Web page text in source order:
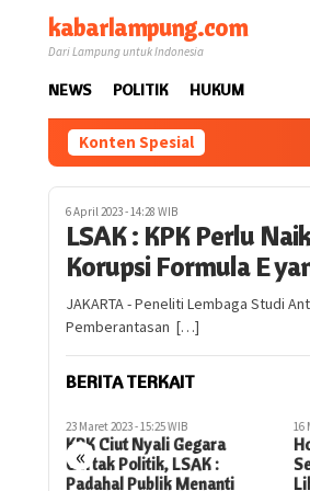
kabarlampung.com
Dari Lampung untuk Indonesia
NEWS POLITIK HUKUM
Konten Spesial
6 April 2023 - 14:28 WIB
LSAK : KPK Perlu
Korupsi Formula E
JAKARTA - Peneliti Lembaga Studi
Pemberantasan […]
BERITA TERKAIT
«
16 Maret 2023 - 10:04 WIB
Hoax Terorganisir Mulai
Serang KPK, LSAK : Panik
Lihat Kasus Formula E Mau